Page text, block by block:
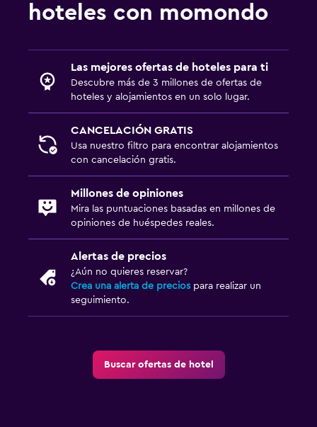
hoteles con momondo
Las mejores ofertas de hoteles para ti
Descubre más de 3 millones de ofertas de
hoteles y alojamientos en un solo lugar.
CANCELACIÓN GRATIS
Usa nuestro filtro para encontrar alojamientos
con cancelación gratis.
Millones de opiniones
Mira las puntuaciones basadas en millones de
opiniones de huéspedes reales.
Alertas de precios
¿Aún no quieres reservar?
Crea una alerta de precios para realizar un
seguimiento.
Buscar ofertas de hotel